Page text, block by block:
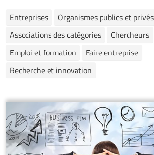
Entreprises
Organismes publics et privés
Associations des catégories
Chercheurs
Emploi et formation
Faire entreprise
Recherche et innovation